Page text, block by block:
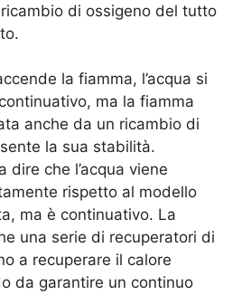
ricambio di ossigeno del tutto
la fiamma, l’acqua si
ma la fiamma
anche da un ricambio di
la sua stabilità.
dire che l’acqua viene
rispetto al modello
ma è continuativo. La
una serie di recuperatori di
a recuperare il calore
da garantire un continuo